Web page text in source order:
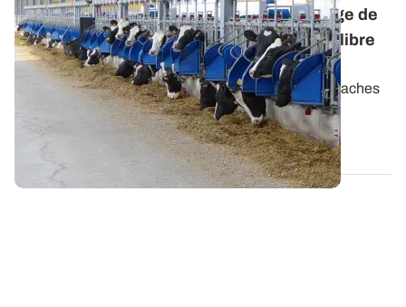
Alimentation des vaches laitières - Ensilage de
maïs riche en amidon : trouver le bon équilibre
de la ration
Pour incorporer judicieusement dans la ration des vaches
laitières un ensilage de maïs à...
10 SEPT. 2014